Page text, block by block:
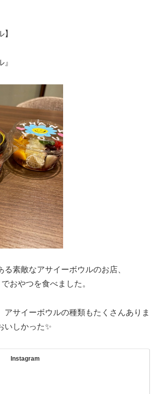
る素敵なアサイーボウルのお店、
おやつを食べました。
アサイーボウルの種類もたくさんありま
いしかった✨
Instagram